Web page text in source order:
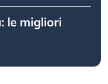
le migliori